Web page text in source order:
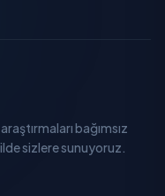
bağımsız
sizlere sunuyoruz.